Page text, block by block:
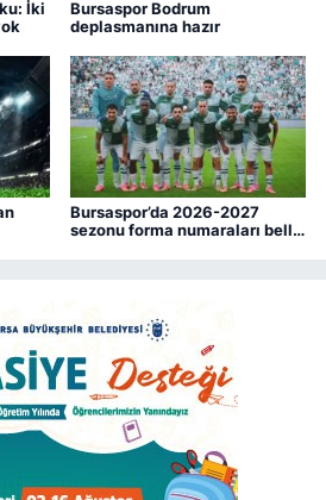
İki
Bursaspor Bodrum
deplasmanına hazır
Bursaspor’da 2026-2027
sezonu forma numaraları belli